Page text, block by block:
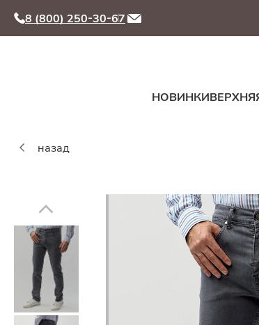
8 (800) 250-30-67
НОВИНКИ
назад